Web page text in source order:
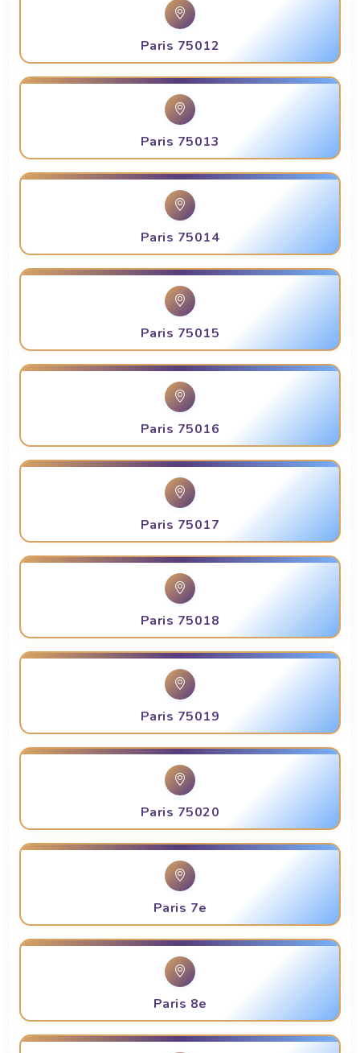
Paris 75012
Paris 75013
Paris 75014
Paris 75015
Paris 75016
Paris 75017
Paris 75018
Paris 75019
Paris 75020
Paris 7e
Paris 8e